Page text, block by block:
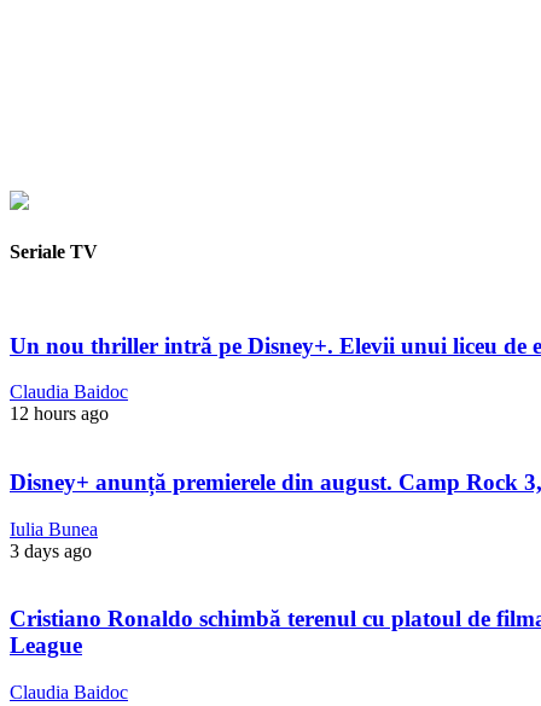
Seriale TV
Un nou thriller intră pe Disney+. Elevii unui liceu
Claudia Baidoc
12 hours ago
Disney+ anunță premierele din august. Camp Rock
Iulia Bunea
3 days ago
Cristiano Ronaldo schimbă terenul cu platoul de
League
Claudia Baidoc